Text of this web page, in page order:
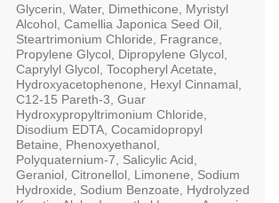
Glycerin, Water, Dimethicone, Myristyl
Alcohol, Camellia Japonica Seed Oil,
Steartrimonium Chloride, Fragrance,
Propylene Glycol, Dipropylene Glycol,
Caprylyl Glycol, Tocopheryl Acetate,
Hydroxyacetophenone, Hexyl Cinnamal,
C12-15 Pareth-3, Guar
Hydroxypropyltrimonium Chloride,
Disodium EDTA, Cocamidopropyl
Betaine, Phenoxyethanol,
Polyquaternium-7, Salicylic Acid,
Geraniol, Citronellol, Limonene, Sodium
Hydroxide, Sodium Benzoate, Hydrolyzed